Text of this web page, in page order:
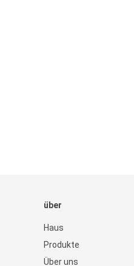
über
Haus
Produkte
Über uns